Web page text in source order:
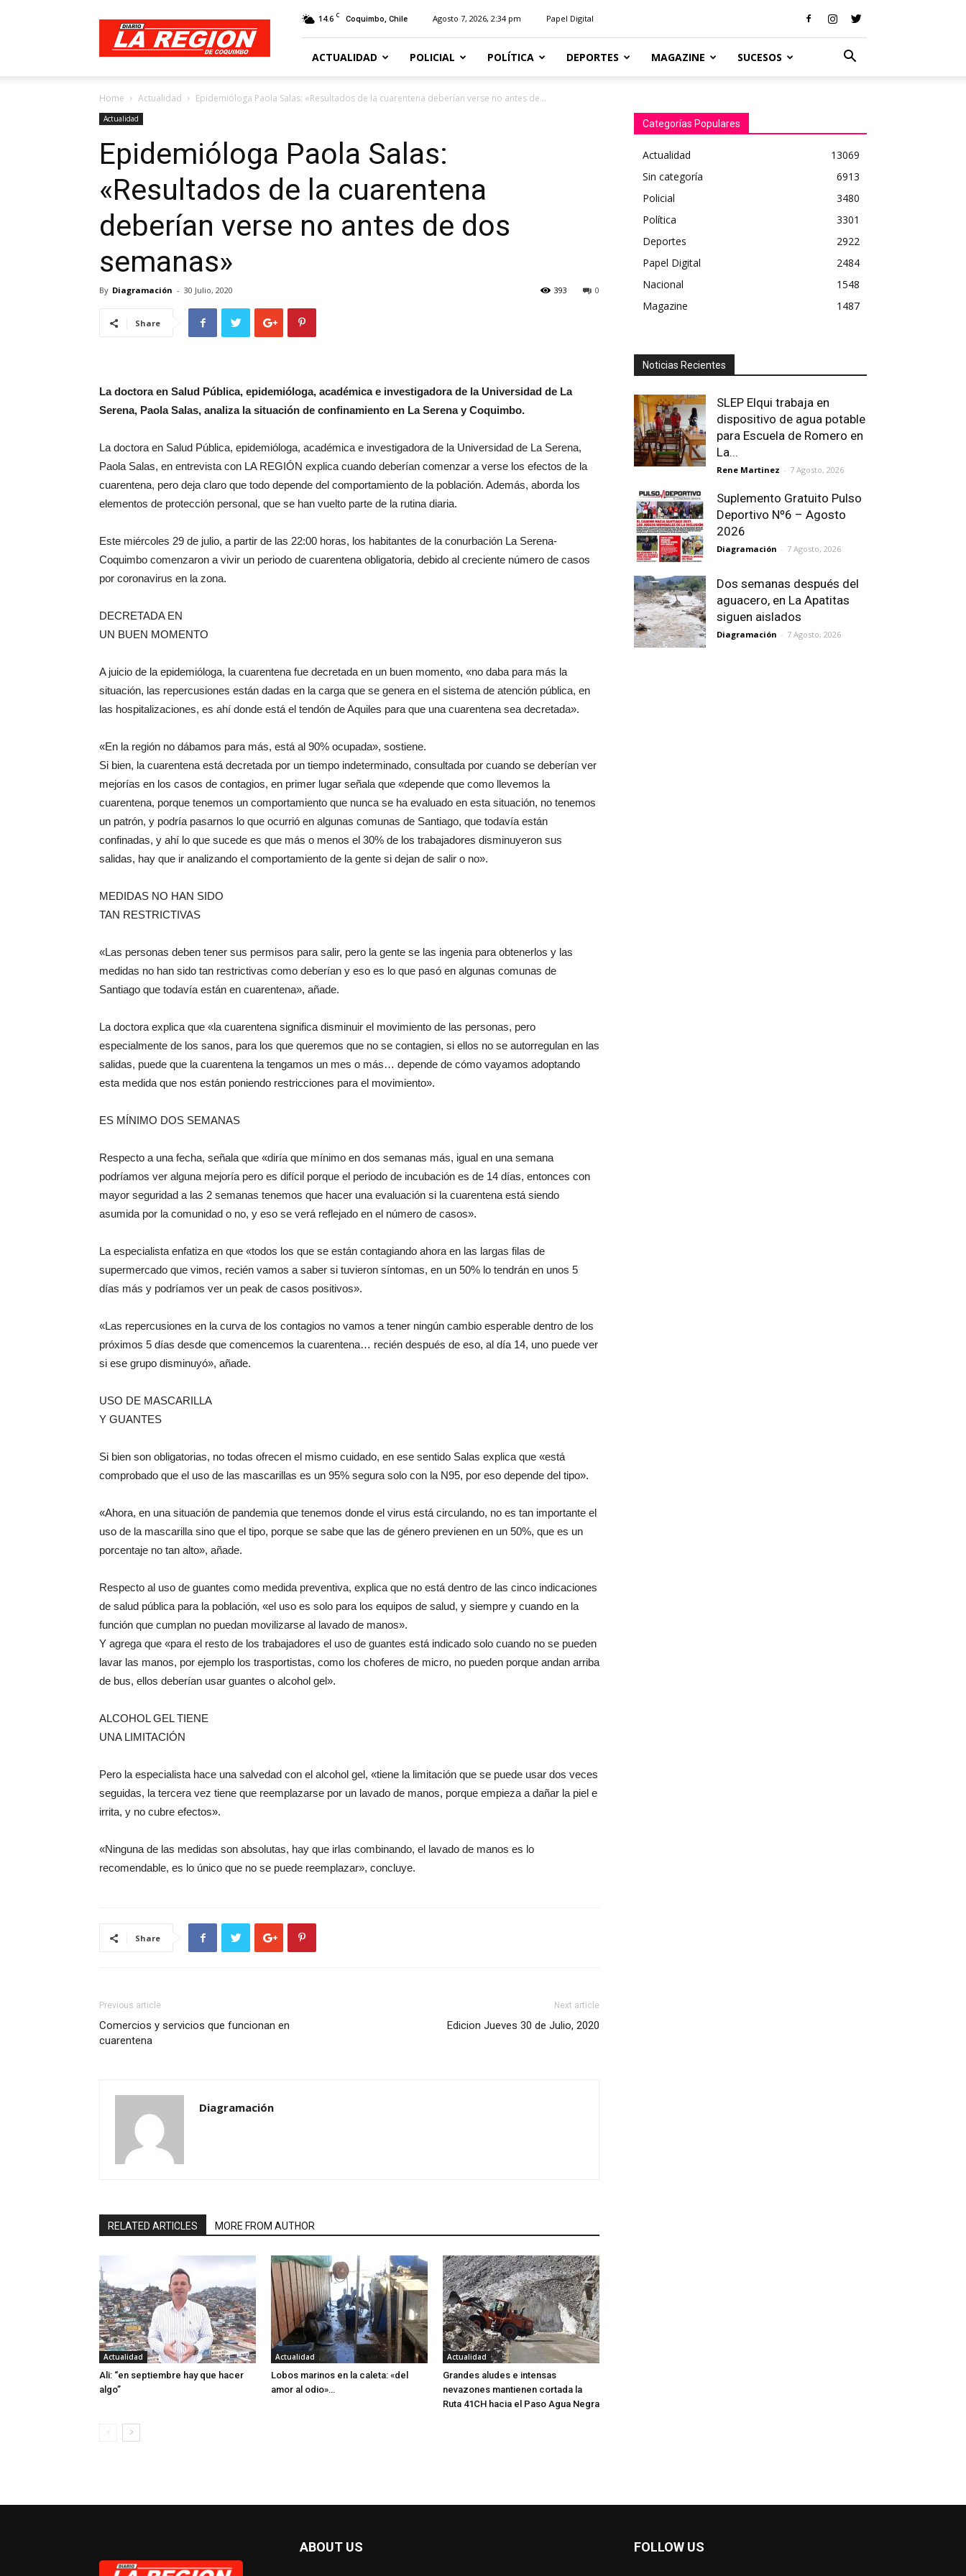
Diario
Región
14.6 C Coquimbo, Chile Agosto 7, 2026, 2:34 pm Papel Digital
ACTUALIDAD POLICIAL POLÍTICA DEPORTES MAGAZINE SUCESOS
Home Actualidad Epidemióloga Paola Salas: «Resultados de la cuarentena deberían verse no antes de...
Actualidad
Epidemióloga Paola Salas:
«Resultados de la cuarentena
deberían verse no antes de dos
semanas»
By Diagramación - 30 Julio, 2020 0
393
Share
La doctora en Salud Pública, epidemióloga, académica e investigadora de la Universidad de La
Serena, Paola Salas, analiza la situación de confinamiento en La Serena y Coquimbo.
La doctora en Salud Pública, epidemióloga, académica e investigadora de la Universidad de La Serena,
Paola Salas, en entrevista con LA REGIÓN explica cuando deberían comenzar a verse los efectos de la
cuarentena, pero deja claro que todo depende del comportamiento de la población. Además, aborda los
elementos de protección personal, que se han vuelto parte de la rutina diaria.
Este miércoles 29 de julio, a partir de las 22:00 horas, los habitantes de la conurbación La Serena-
Coquimbo comenzaron a vivir un periodo de cuarentena obligatoria, debido al creciente número de casos
por coronavirus en la zona.
DECRETADA EN
UN BUEN MOMENTO
A juicio de la epidemióloga, la cuarentena fue decretada en un buen momento, «no daba para más la
situación, las repercusiones están dadas en la carga que se genera en el sistema de atención pública, en
las hospitalizaciones, es ahí donde está el tendón de Aquiles para que una cuarentena sea decretada».
«En la región no dábamos para más, está al 90% ocupada», sostiene.
Si bien, la cuarentena está decretada por un tiempo indeterminado, consultada por cuando se deberían ver
mejorías en los casos de contagios, en primer lugar señala que «depende que como llevemos la
cuarentena, porque tenemos un comportamiento que nunca se ha evaluado en esta situación, no tenemos
un patrón, y podría pasarnos lo que ocurrió en algunas comunas de Santiago, que todavía están
confinadas, y ahí lo que sucede es que más o menos el 30% de los trabajadores disminuyeron sus
salidas, hay que ir analizando el comportamiento de la gente si dejan de salir o no».
MEDIDAS NO HAN SIDO
TAN RESTRICTIVAS
«Las personas deben tener sus permisos para salir, pero la gente se las ingenia para obtenerlos y las
medidas no han sido tan restrictivas como deberían y eso es lo que pasó en algunas comunas de
Santiago que todavía están en cuarentena», añade.
La doctora explica que «la cuarentena significa disminuir el movimiento de las personas, pero
especialmente de los sanos, para los que queremos que no se contagien, si ellos no se autorregulan en las
salidas, puede que la cuarentena la tengamos un mes o más… depende de cómo vayamos adoptando
esta medida que nos están poniendo restricciones para el movimiento».
ES MÍNIMO DOS SEMANAS
Respecto a una fecha, señala que «diría que mínimo en dos semanas más, igual en una semana
podríamos ver alguna mejoría pero es difícil porque el periodo de incubación es de 14 días, entonces con
mayor seguridad a las 2 semanas tenemos que hacer una evaluación si la cuarentena está siendo
asumida por la comunidad o no, y eso se verá reflejado en el número de casos».
La especialista enfatiza en que «todos los que se están contagiando ahora en las largas filas de
supermercado que vimos, recién vamos a saber si tuvieron síntomas, en un 50% lo tendrán en unos 5
días más y podríamos ver un peak de casos positivos».
«Las repercusiones en la curva de los contagios no vamos a tener ningún cambio esperable dentro de los
próximos 5 días desde que comencemos la cuarentena… recién después de eso, al día 14, uno puede ver
si ese grupo disminuyó», añade.
USO DE MASCARILLA
Y GUANTES
Si bien son obligatorias, no todas ofrecen el mismo cuidado, en ese sentido Salas explica que «está
comprobado que el uso de las mascarillas es un 95% segura solo con la N95, por eso depende del tipo».
«Ahora, en una situación de pandemia que tenemos donde el virus está circulando, no es tan importante el
uso de la mascarilla sino que el tipo, porque se sabe que las de género previenen en un 50%, que es un
porcentaje no tan alto», añade.
Respecto al uso de guantes como medida preventiva, explica que no está dentro de las cinco indicaciones
de salud pública para la población, «el uso es solo para los equipos de salud, y siempre y cuando en la
función que cumplan no puedan movilizarse al lavado de manos».
Y agrega que «para el resto de los trabajadores el uso de guantes está indicado solo cuando no se pueden
lavar las manos, por ejemplo los trasportistas, como los choferes de micro, no pueden porque andan arriba
de bus, ellos deberían usar guantes o alcohol gel».
ALCOHOL GEL TIENE
UNA LIMITACIÓN
Pero la especialista hace una salvedad con el alcohol gel, «tiene la limitación que se puede usar dos veces
seguidas, la tercera vez tiene que reemplazarse por un lavado de manos, porque empieza a dañar la piel e
irrita, y no cubre efectos».
«Ninguna de las medidas son absolutas, hay que irlas combinando, el lavado de manos es lo
recomendable, es lo único que no se puede reemplazar», concluye.
Share
Previous article
Comercios y servicios que funcionan en
cuarentena
Next article
Edicion Jueves 30 de Julio, 2020
Diagramación
RELATED ARTICLES MORE FROM AUTHOR
Actualidad
Ali: “en septiembre hay que hacer
algo”
Actualidad
Lobos marinos en la caleta: «del
amor al odio»…
Actualidad
Grandes aludes e intensas
nevazones mantienen cortada la
Ruta 41CH hacia el Paso Agua Negra
Categorías Populares
Actualidad
13069
Sin categoría
6913
Policial
3480
Política
3301
Deportes
2922
Papel Digital
2484
Nacional
1548
Magazine
1487
Noticias Recientes
SLEP Elqui trabaja en
dispositivo de agua potable
para Escuela de Romero en
La...
Rene Martinez - 7 Agosto, 2026
Suplemento Gratuito Pulso
Deportivo Nº6 – Agosto
2026
Diagramación - 7 Agosto, 2026
Dos semanas después del
aguacero, en La Apatitas
siguen aislados
Diagramación - 7 Agosto, 2026
ABOUT US FOLLOW US